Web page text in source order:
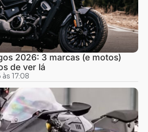
2026: 3 marcas (e motos)
de ver lá
17:08